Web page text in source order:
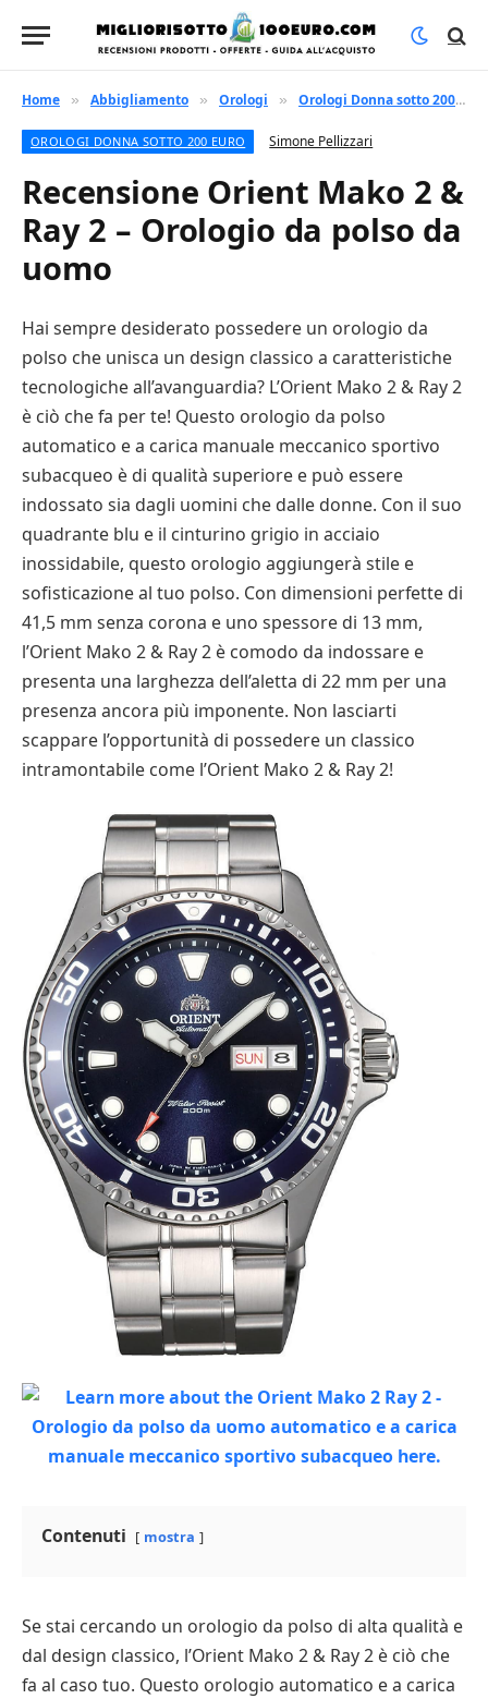
Home » Abbigliamento » Orologi » Orologi Donna sotto 200 euro
OROLOGI DONNA SOTTO 200 EURO Simone Pellizzari
Recensione Orient Mako 2 &
Ray 2 – Orologio da polso da
uomo
Hai sempre desiderato possedere un orologio da
polso che unisca un design classico a caratteristiche
tecnologiche all’avanguardia? L’Orient Mako 2 & Ray 2
è ciò che fa per te! Questo orologio da polso
automatico e a carica manuale meccanico sportivo
subacqueo è di qualità superiore e può essere
indossato sia dagli uomini che dalle donne. Con il suo
quadrante blu e il cinturino grigio in acciaio
inossidabile, questo orologio aggiungerà stile e
sofisticazione al tuo polso. Con dimensioni perfette di
41,5 mm senza corona e uno spessore di 13 mm,
l’Orient Mako 2 & Ray 2 è comodo da indossare e
presenta una larghezza dell’aletta di 22 mm per una
presenza ancora più imponente. Non lasciarti
scappare l’opportunità di possedere un classico
intramontabile come l’Orient Mako 2 & Ray 2!
Contenuti mostra
Se stai cercando un orologio da polso di alta qualità e
dal design classico, l’Orient Mako 2 & Ray 2 è ciò che
fa al caso tuo. Questo orologio automatico e a carica